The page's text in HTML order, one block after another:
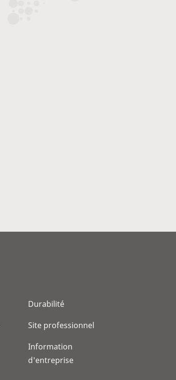
Durabilité
Site professionnel
Information
d'entreprise